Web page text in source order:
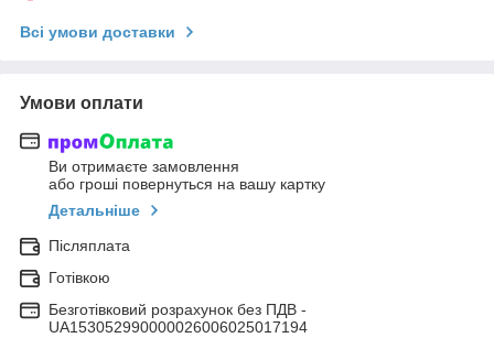
Всі умови доставки
Умови оплати
Ви отримаєте замовлення
або гроші повернуться на вашу картку
Детальніше
Післяплата
Готівкою
Безготівковий розрахунок без ПДВ -
UA153052990000026006025017194